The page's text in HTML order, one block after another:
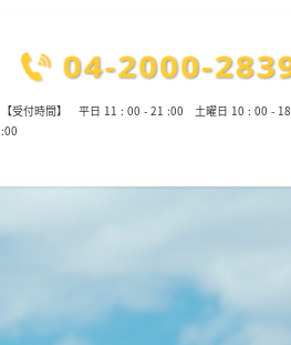
【受付時間】 平日 11 : 00 - 21 :00 土曜日 10 : 00 - 18
:00